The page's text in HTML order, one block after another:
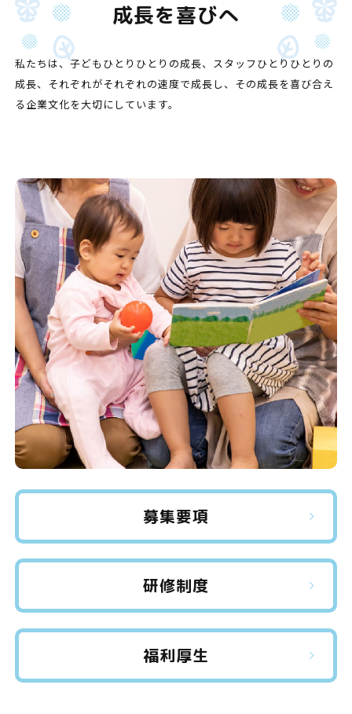
成長を喜びへ
私たちは、子どもひとりひとりの成長、スタッフひとりひとりの
成長、 それぞれがそれぞれの速度で成長し、 その成長を喜び合え
る企業文化を大切にしています。
募集要項
研修制度
福利厚生